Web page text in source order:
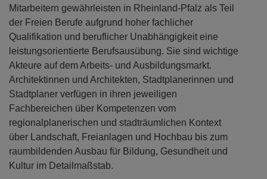
Mitarbeitern gewährleisten in Rheinland-Pfalz als Teil
der Freien Berufe aufgrund hoher fachlicher
Qualifikation und beruflicher Unabhängigkeit eine
leistungsorientierte Berufsausübung. Sie sind wichtige
Akteure auf dem Arbeits- und Ausbildungsmarkt.
Architektinnen und Architekten, Stadtplanerinnen und
Stadtplaner verfügen in ihren jeweiligen
Fachbereichen über Kompetenzen vom
regionalplanerischen und stadträumlichen Kontext
über Landschaft, Freianlagen und Hochbau bis zum
raumbildenden Ausbau für Bildung, Gesundheit und
Kultur im Detailmaßstab.